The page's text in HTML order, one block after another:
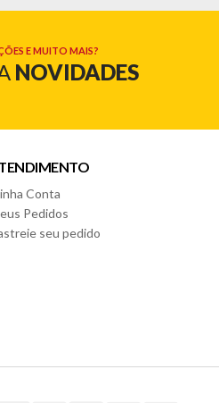
E MUITO MAIS?
NOVIDADES
Conta
Pedidos
seu pedido